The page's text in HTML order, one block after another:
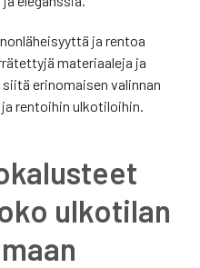
ja rentoa
materiaaleja ja
erinomaisen valinnan
rentoihin ulkotiloihin.
ulkotilan